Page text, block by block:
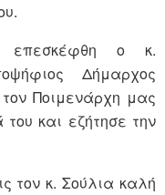
επεσκέφθη ο κ.
Δήμαρχος
Ποιμενάρχη μας
και εζήτησε την
τον κ. Σούλια καλή